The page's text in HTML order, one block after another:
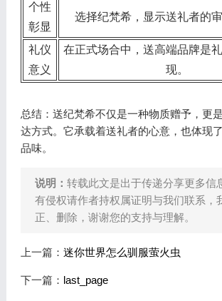
个性
彰显
选择纪梵希，显示送礼者的审
礼仪
意义
在正式场合中，送高端品牌是
现。
总结：送纪梵希不仅是一种物质赠予，更
达方式。它承载着送礼者的心意，也体现
品味。
说明： 转载此文是出于传递分享更多信
有侵权请作者持权属证明与我们联系，
正、删除，谢谢您的支持与理解。
上一篇： 迷你世界怎么驯服萤火虫
下一篇： last_page